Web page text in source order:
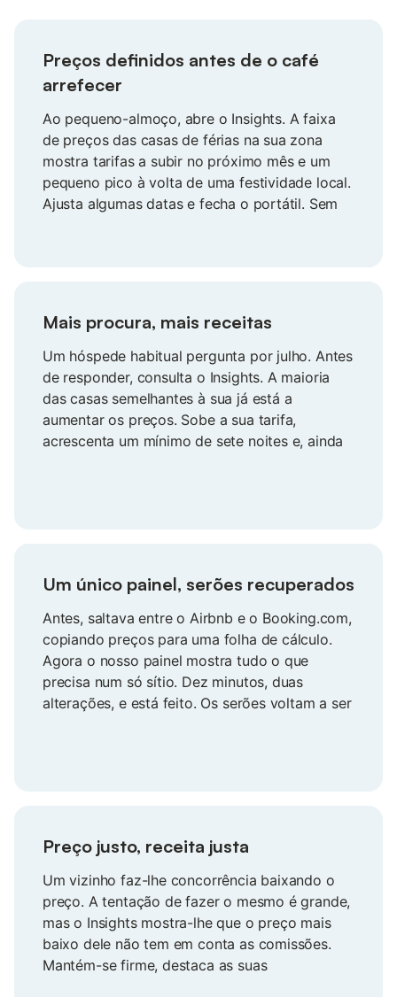
Preços definidos antes de o café
arrefecer
Ao pequeno-almoço, abre o Insights. A faixa
de preços das casas de férias na sua zona
mostra tarifas a subir no próximo mês e um
pequeno pico à volta de uma festividade local.
Ajusta algumas datas e fecha o portátil. Sem
Mais procura, mais receitas
Um hóspede habitual pergunta por julho. Antes
de responder, consulta o Insights. A maioria
das casas semelhantes à sua já está a
aumentar os preços. Sobe a sua tarifa,
acrescenta um mínimo de sete noites e, ainda
Um único painel, serões recuperados
Antes, saltava entre o Airbnb e o Booking.com,
copiando preços para uma folha de cálculo.
Agora o nosso painel mostra tudo o que
precisa num só sítio. Dez minutos, duas
alterações, e está feito. Os serões voltam a ser
Preço justo, receita justa
Um vizinho faz-lhe concorrência baixando o
preço. A tentação de fazer o mesmo é grande,
mas o Insights mostra-lhe que o preço mais
baixo dele não tem em conta as comissões.
Mantém-se firme, destaca as suas